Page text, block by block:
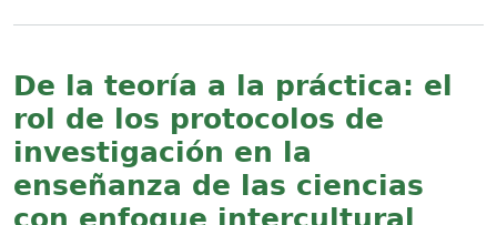
De la teoría a la práctica: el
rol de los protocolos de
investigación en la
enseñanza de las ciencias